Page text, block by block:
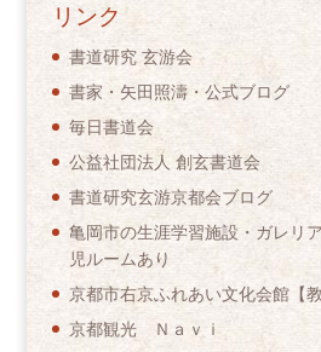
リンク
書道研究 玄游会
書家・矢田照濤・公式ブログ
毎日書道会
公益社団法人 創玄書道会
書道研究玄游京都会ブログ
亀岡市の生涯学習施設・ガレリ
児ルームあり
京都市右京ふれあい文化会館【教
京都観光 Ｎａｖｉ